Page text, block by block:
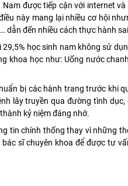
được tiếp cận với internet
này mang lại nhiều cơ hội
dẫn đến nhiều cách thực hành
học sinh nam không sử
khoa học như: Uống nước
bị các hành trang trước khi
lây truyền qua đường tình
kỷ niệm đáng nhớ.
tin chính thống thay vì những
sĩ chuyên khoa để được tư